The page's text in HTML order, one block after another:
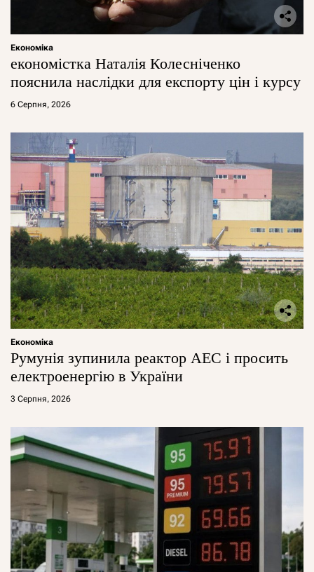
Економіка
економістка Наталія Колесніченко
пояснила наслідки для експорту цін і курсу
6 Серпня, 2026
Економіка
Румунія зупинила реактор АЕС і просить
електроенергію в України
3 Серпня, 2026